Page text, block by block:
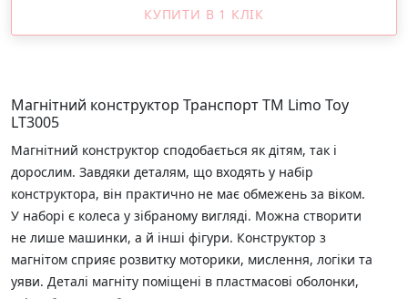
КУПИТИ В 1 КЛІК
Магнітний конструктор Транспорт ТМ Limo Toy
LT3005
Магнітний конструктор сподобається як дітям, так і
дорослим. Завдяки деталям, що входять у набір
конструктора, він практично не має обмежень за віком.
У наборі є колеса у зібраному вигляді. Можна створити
не лише машинки, а й інші фігури. Конструктор з
магнітом сприяє розвитку моторики, мислення, логіки та
уяви. Деталі магніту поміщені в пластмасові оболонки,